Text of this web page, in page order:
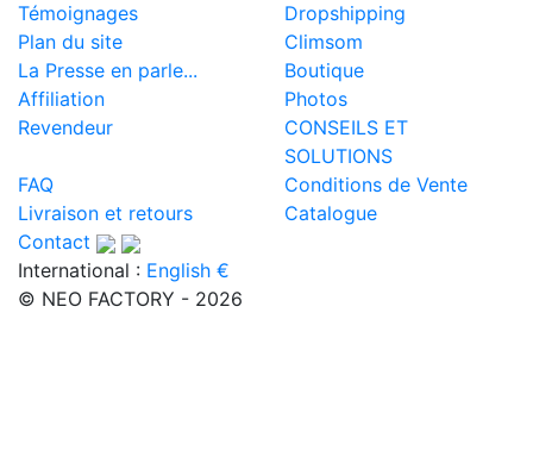
Témoignages
Dropshipping
Plan du site
Climsom
La Presse en parle...
Boutique
Affiliation
Photos
Revendeur
CONSEILS ET
SOLUTIONS
FAQ
Conditions de Vente
Livraison et retours
Catalogue
Contact
International : English €
© NEO FACTORY - 2026